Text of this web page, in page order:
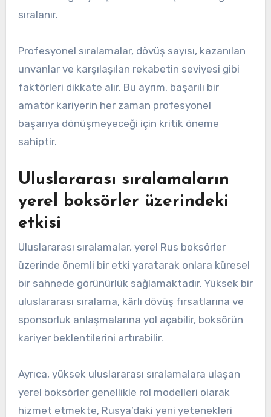
sıralanır.
Profesyonel sıralamalar, dövüş sayısı, kazanılan
unvanlar ve karşılaşılan rekabetin seviyesi gibi
faktörleri dikkate alır. Bu ayrım, başarılı bir
amatör kariyerin her zaman profesyonel
başarıya dönüşmeyeceği için kritik öneme
sahiptir.
Uluslararası sıralamaların
yerel boksörler üzerindeki
etkisi
Uluslararası sıralamalar, yerel Rus boksörler
üzerinde önemli bir etki yaratarak onlara küresel
bir sahnede görünürlük sağlamaktadır. Yüksek bir
uluslararası sıralama, kârlı dövüş fırsatlarına ve
sponsorluk anlaşmalarına yol açabilir, boksörün
kariyer beklentilerini artırabilir.
Ayrıca, yüksek uluslararası sıralamalara ulaşan
yerel boksörler genellikle rol modelleri olarak
hizmet etmekte, Rusya’daki yeni yetenekleri